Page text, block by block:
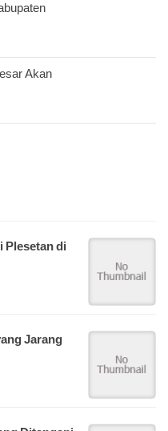
Akan
Plesetan di
Jarang